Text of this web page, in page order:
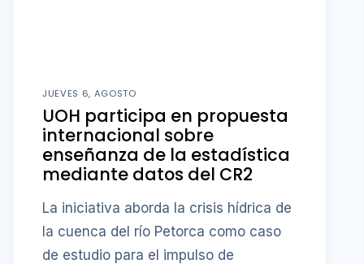
JUEVES 6, AGOSTO
UOH participa en propuesta
internacional sobre
enseñanza de la estadística
mediante datos del CR2
La iniciativa aborda la crisis hídrica de
la cuenca del río Petorca como caso
de estudio para el impulso de